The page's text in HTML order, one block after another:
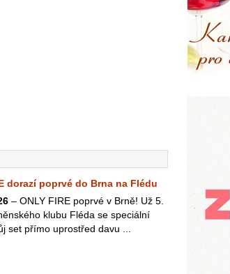
dorazí poprvé do Brna na Flédu
– ONLY FIRE poprvé v Brně! Už 5.
klubu Fléda se speciální
set přímo uprostřed davu ...